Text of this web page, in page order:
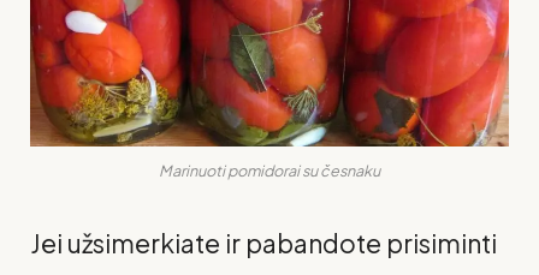
Marinuoti pomidorai su česnaku
Jei užsimerkiate ir pabandote prisiminti